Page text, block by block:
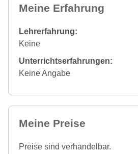
Meine Erfahrung
Lehrerfahrung:
Keine
Unterrichtserfahrungen:
Keine Angabe
Meine Preise
Preise sind verhandelbar.